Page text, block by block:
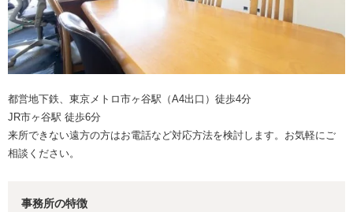
都営地下鉄、東京メトロ市ヶ谷駅（A4出口）徒歩4分
JR市ヶ谷駅 徒歩6分
来所できない遠方の方はお電話など対応方法を検討します。お気軽にご
相談ください。
事務所の特徴